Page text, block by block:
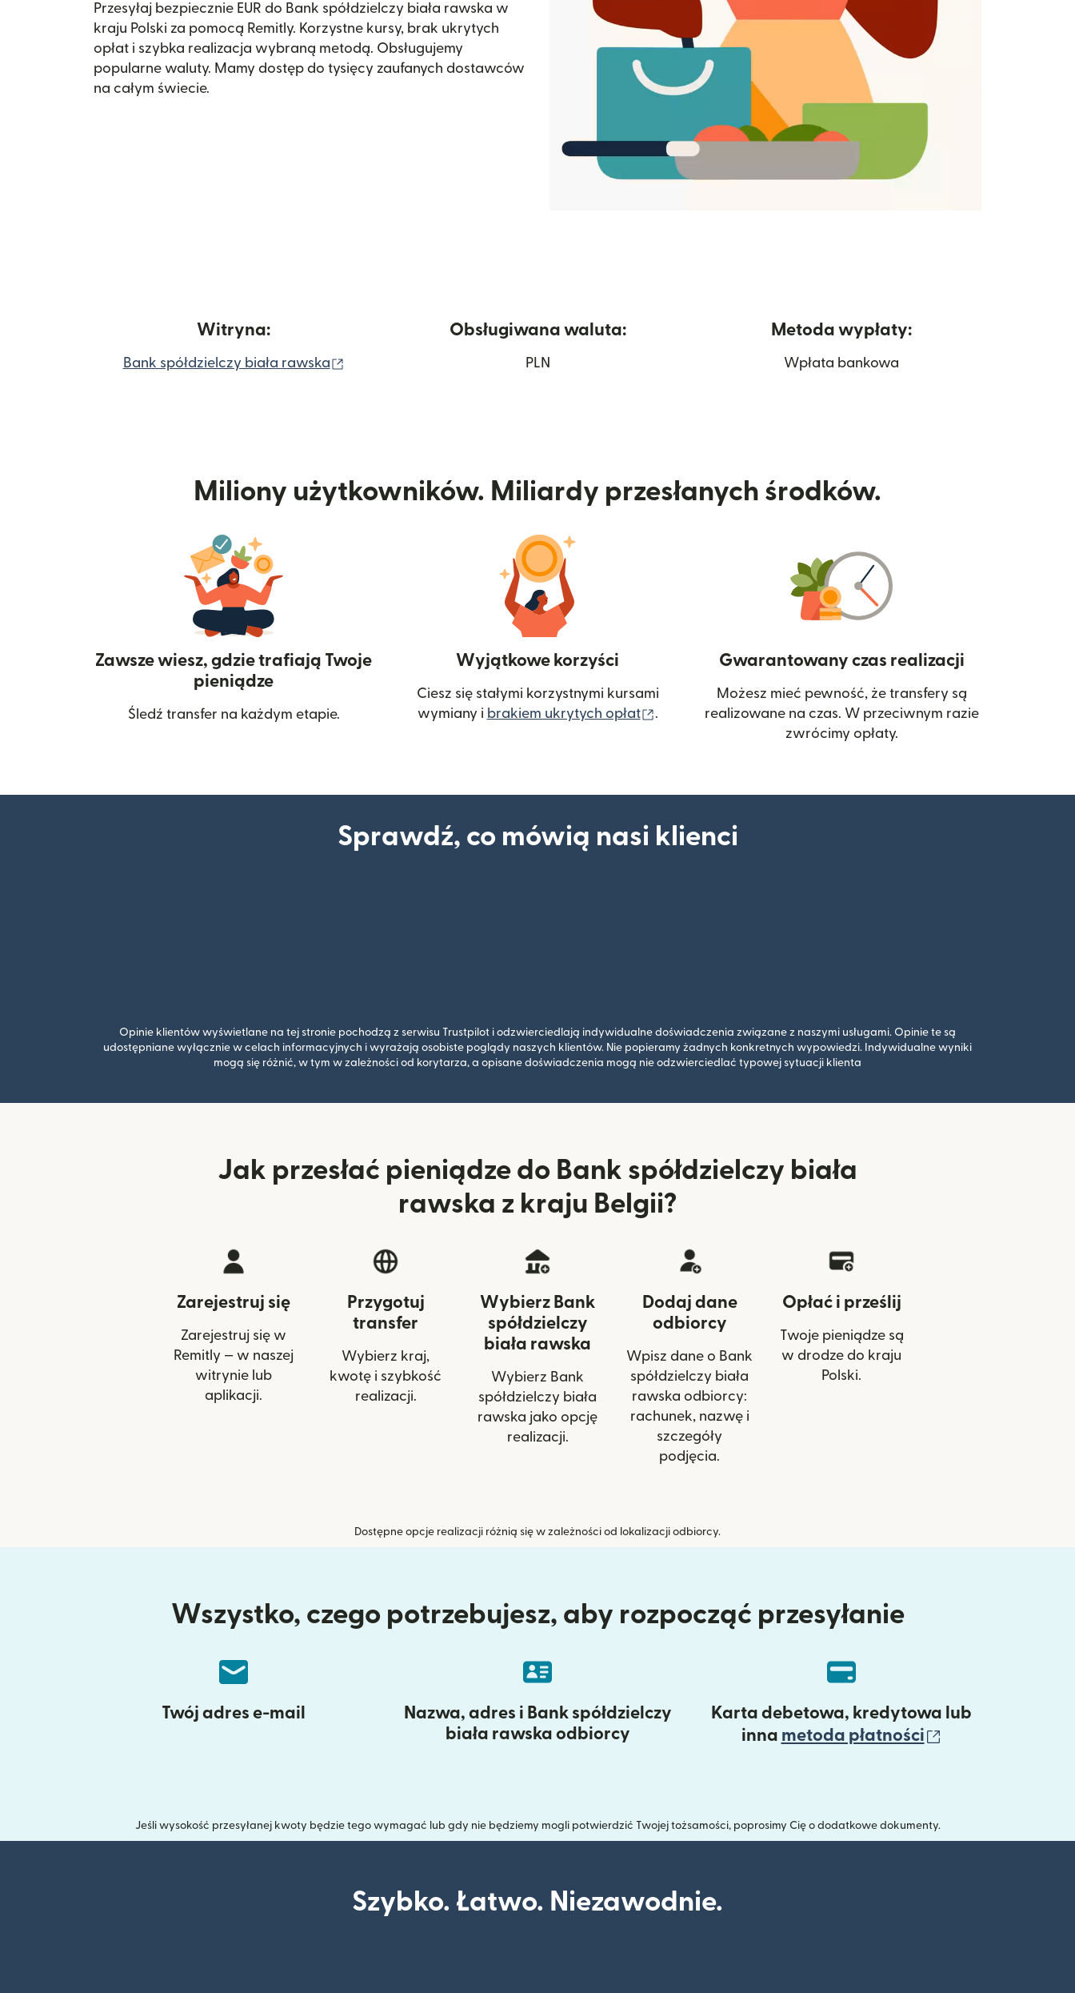
Przesyłaj bezpiecznie EUR do Bank spółdzielczy biała rawska w
kraju Polski za pomocą Remitly. Korzystne kursy, brak ukrytych
opłat i szybka realizacja wybraną metodą. Obsługujemy
popularne waluty. Mamy dostęp do tysięcy zaufanych dostawców
na całym świecie.
Witryna:
Bank spółdzielczy biała rawska (otwiera się w nowym oknie)
Obsługiwana waluta:
PLN
Metoda wypłaty:
Wpłata bankowa
Miliony użytkowników. Miliardy przesłanych środków.
Zawsze wiesz, gdzie trafiają Twoje
pieniądze
Śledź transfer na każdym etapie.
Wyjątkowe korzyści
Ciesz się stałymi korzystnymi kursami
wymiany i brakiem ukrytych opłat (otwiera się w nowym oknie)
.
Gwarantowany czas realizacji
Możesz mieć pewność, że transfery są
realizowane na czas. W przeciwnym razie
zwrócimy opłaty.
Sprawdź, co mówią nasi klienci
Opinie klientów wyświetlane na tej stronie pochodzą z serwisu Trustpilot i odzwierciedlają indywidualne doświadczenia związane z naszymi usługami. Opinie te są
udostępniane wyłącznie w celach informacyjnych i wyrażają osobiste poglądy naszych klientów. Nie popieramy żadnych konkretnych wypowiedzi. Indywidualne wyniki
mogą się różnić, w tym w zależności od korytarza, a opisane doświadczenia mogą nie odzwierciedlać typowej sytuacji klienta
Jak przesłać pieniądze do Bank spółdzielczy biała
rawska z kraju Belgii?
Zarejestruj się
Zarejestruj się w
Remitly — w naszej
witrynie lub
aplikacji.
Przygotuj
transfer
Wybierz kraj,
kwotę i szybkość
realizacji.
Wybierz Bank
spółdzielczy
biała rawska
Wybierz Bank
spółdzielczy biała
rawska jako opcję
realizacji.
Dodaj dane
odbiorcy
Wpisz dane o Bank
spółdzielczy biała
rawska odbiorcy:
rachunek, nazwę i
szczegóły
podjęcia.
Opłać i prześlij
Twoje pieniądze są
w drodze do kraju
Polski.
Dostępne opcje realizacji różnią się w zależności od lokalizacji odbiorcy.
Wszystko, czego potrzebujesz, aby rozpocząć przesyłanie
Twój adres e-mail
Nazwa, adres i Bank spółdzielczy
biała rawska odbiorcy
Karta debetowa, kredytowa lub
inna metoda płatności
Jeśli wysokość przesyłanej kwoty będzie tego wymagać lub gdy nie będziemy mogli potwierdzić Twojej tożsamości, poprosimy Cię o dodatkowe dokumenty.
Szybko. Łatwo. Niezawodnie.